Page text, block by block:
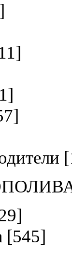
[545]